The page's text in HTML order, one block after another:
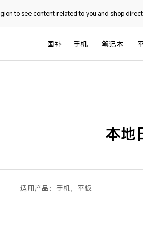
to see content related to you and shop
国补 手机 笔记本
本地
适用产品： 手机，平板